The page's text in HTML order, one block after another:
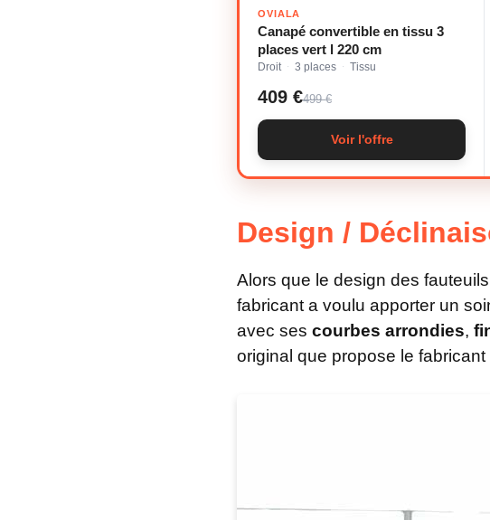
OVIALA
Canapé convertible en tissu 3
places vert l 220 cm
Droit · 3 places · Tissu
409 €499 €
Voir l'offre
Design /
Alors que le design des
fabricant a voulu apporter un
avec ses courbes arrondies,
original que propose le fabricant